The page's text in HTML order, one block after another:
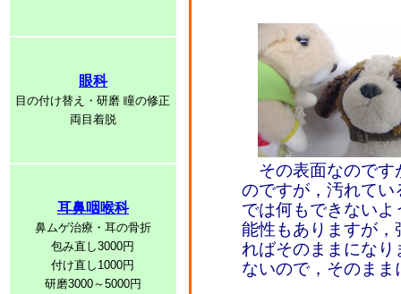
眼科
目の付け替え・研磨 瞳の修正
両目着脱
耳鼻咽喉科
鼻ムゲ治療・耳の骨折
包み直し3000円
付け直し1000円
研磨3000～5000円
その表面なのです
のですが，汚れて
では何もできない
能性もありますが
ればそのままにな
ないので，そのま